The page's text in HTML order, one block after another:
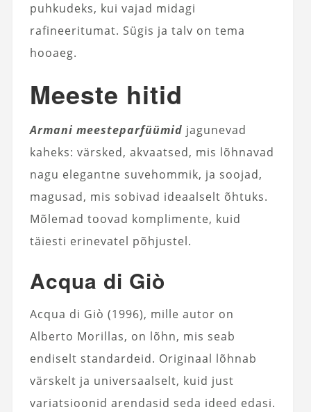
puhkudeks, kui vajad midagi
rafineeritumat. Sügis ja talv on tema
hooaeg.
Meeste hitid
Armani meesteparfüümid jagunevad
kaheks: värsked, akvaatsed, mis lõhnavad
nagu elegantne suvehommik, ja soojad,
magusad, mis sobivad ideaalselt õhtuks.
Mõlemad toovad komplimente, kuid
täiesti erinevatel põhjustel.
Acqua di Giò
Acqua di Giò (1996), mille autor on
Alberto Morillas, on lõhn, mis seab
endiselt standardeid. Originaal lõhnab
värskelt ja universaalselt, kuid just
variatsioonid arendasid seda ideed edasi.